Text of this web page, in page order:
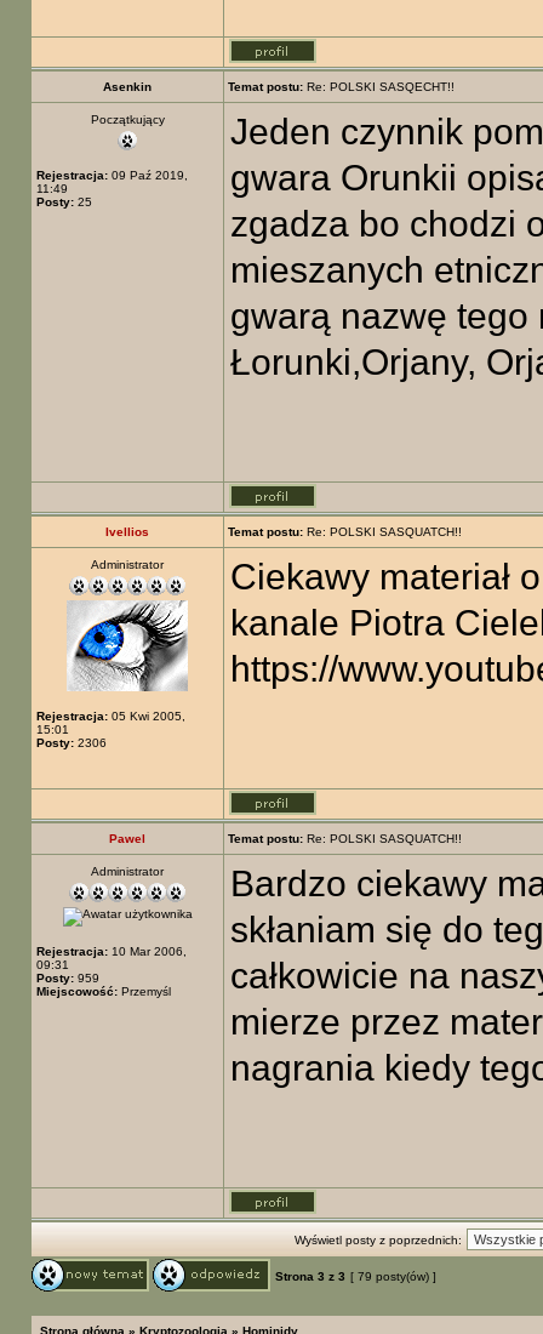
Asenkin Temat postu: Re: POLSKI SASQECHT!!
Początkujący
Rejestracja: 09 Paź 2019,
11:49
Posty: 25
Jeden czynnik
gwara Orunkii
zgadza bo chodzi
mieszanych
gwarą nazwę tego
Łorunki,Orjany,
Ivellios Temat postu: Re: POLSKI SASQUATCH!!
Administrator
Rejestracja: 05 Kwi 2005,
15:01
Posty: 2306
Ciekawy materiał
kanale Piotra
https://
Pawel Temat postu: Re: POLSKI SASQUATCH!!
Administrator
Rejestracja: 10 Mar 2006,
09:31
Posty: 959
Miejscowość: Przemyśl
Bardzo ciekawy
skłaniam się do
całkowicie na
mierze przez
nagrania kiedy
Wyświetl posty z poprzednich:
Strona 3 z 3 [ 79 posty(ów) ]
Strona główna » Kryptozoologia » Hominidy